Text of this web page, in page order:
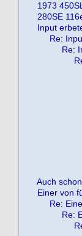
1973
280SE
Input
Re:
Re:
Auch
Einer von
Re:
Re: